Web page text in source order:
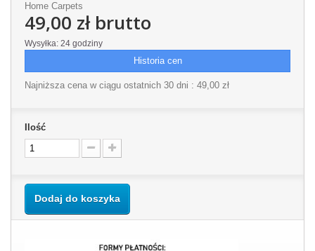
Home Carpets
49,00 złbrutto
Wysyłka: 24 godziny
Historia cen
Najniższa cena w ciągu ostatnich 30 dni : 49,00 zł
Ilość
Dodaj do koszyka